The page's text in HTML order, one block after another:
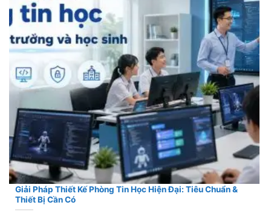
Giải Pháp Thiết Kế Phòng Tin Học Hiện Đại: Tiêu Chuẩn &
Thiết Bị Cần Có